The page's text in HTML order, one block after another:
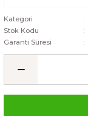
Kategori
Stok Kodu
Garanti Süresi